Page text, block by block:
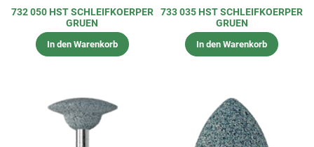
732 050 HST SCHLEIFKOERPER
GRUEN
In den Warenkorb
733 035 HST SCHLEIFKOERPER
GRUEN
In den Warenkorb